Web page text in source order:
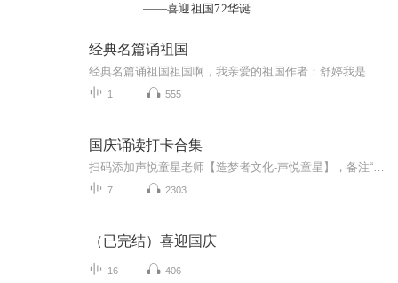
——喜迎祖国72华诞
经典名篇诵祖国
1 555
国庆诵读打卡合集
7 2303
（已完结）喜迎国庆
16 406